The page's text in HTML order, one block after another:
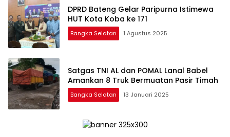
DPRD Bateng Gelar Paripurna Istimewa
HUT Kota Koba ke 171
Bangka Selatan 1 Agustus 2025
Satgas TNI AL dan POMAL Lanal Babel
Amankan 8 Truk Bermuatan Pasir Timah
Bangka Selatan 13 Januari 2025